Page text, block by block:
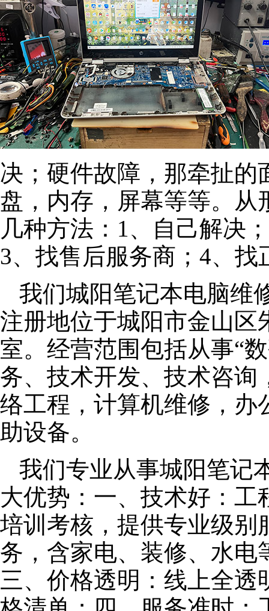
决；硬件故障，那牵扯的
盘，内存，屏幕等等。从
几种方法：1、自己解决
3、找售后服务商；4、找
我们城阳笔记本电脑维
注册地位于城阳市金山区
室。经营范围包括从事“
务、技术开发、技术咨询
络工程，计算机维修，办
助设备。
我们专业从事城阳笔记
大优势：一、技术好：
培训考核，提供专业级别
务，含家电、装修、水电
三、价格透明：线上全